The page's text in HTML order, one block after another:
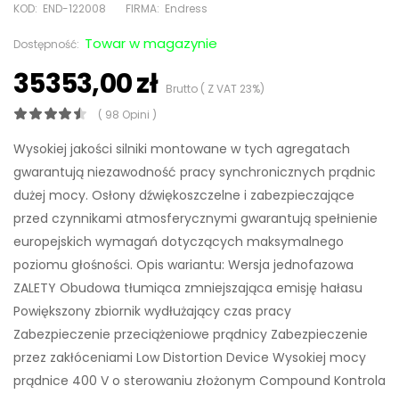
KOD: END-122008 FIRMA: Endress
Dostępność: Towar w magazynie
35353,00 złBrutto ( Z VAT 23%)
( 98 Opini )
Wysokiej jakości silniki montowane w tych agregatach
gwarantują niezawodność pracy synchronicznych prądnic
dużej mocy. Osłony dźwiękoszczelne i zabezpieczające
przed czynnikami atmosferycznymi gwarantują spełnienie
europejskich wymagań dotyczących maksymalnego
poziomu głośności. Opis wariantu: Wersja jednofazowa
ZALETY Obudowa tłumiąca zmniejszająca emisję hałasu
Powiększony zbiornik wydłużający czas pracy
Zabezpieczenie przeciążeniowe prądnicy Zabezpieczenie
przez zakłóceniami Low Distortion Device Wysokiej mocy
prądnice 400 V o sterowaniu złożonym Compound Kontrola